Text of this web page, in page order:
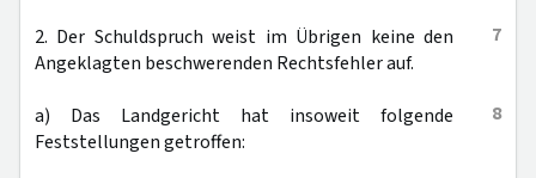
7
2. Der Schuldspruch weist im Übrigen keine den
Angeklagten beschwerenden Rechtsfehler auf.
8
a) Das Landgericht hat insoweit folgende
Feststellungen getroffen: